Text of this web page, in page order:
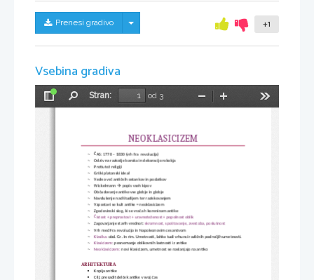
Prenesi gradivo Skrij/prikaži meni +1
Vsebina gradiva
Preklopi
Stran:
od 3
Pomanjšaj
NEOKLASICIZEM
~
ČAS: 1770 – 1830 (vrh fra  revolucija)
~
Odziv na razkošje baroka in dekoracijo rokokja
~
Protiutež religiji
~
Grški platonski ideal
~
Vedno več antičnih ostankov in podatkov
~
Wickelmann  popis vseh kipov
~
Občudovanje antike vse globje in globje
~
Navdušenje nad študijem ter raziskovanjem
~
Vzpostavi se kult antike = neoklasicizem
~
Zgodovinski slog, ki se vrača h koreninam antike
~
Čistost + preprostost + uravnoteženost + popolnost oblik
~
Zagovarjanje starih vrednot: skromnost, spoštovanje, zvestoba, poslušnost
~
Vrh med Fra revolucijo in Napoleonovim cesarstvom
~
Klasika: obd. Gr. In rim. Umetnosti, lahko tudi vrhunci različnih področjih umetnosti.
~
Klasicizem: posnemanje oblikovnih lastnosti iz antike
~
Neoklasicizem: novi klasicizem, umetnost se naslanjajo na antiko
ARHITEKTURA

Kopija antike

Cilj: presadit delček antike v svoj čas